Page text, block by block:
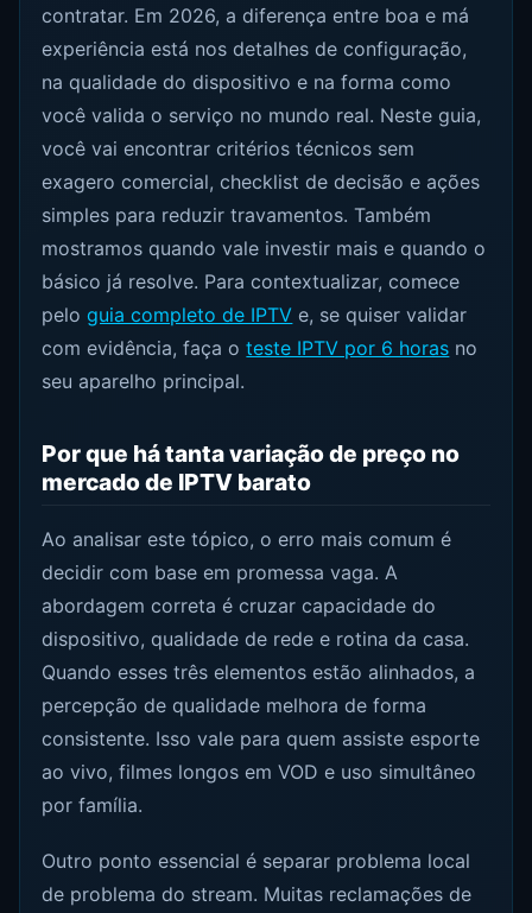
contratar. Em 2026, a diferença entre boa e má
experiência está nos detalhes de configuração,
na qualidade do dispositivo e na forma como
você valida o serviço no mundo real. Neste guia,
você vai encontrar critérios técnicos sem
exagero comercial, checklist de decisão e ações
simples para reduzir travamentos. Também
mostramos quando vale investir mais e quando o
básico já resolve. Para contextualizar, comece
peloguia completo de IPTV e, se quiser validar
com evidência, faça oteste IPTV por 6 horas no
seu aparelho principal.
Por que há tanta variação de preço no
mercado de IPTV barato
Ao analisar este tópico, o erro mais comum é
decidir com base em promessa vaga. A
abordagem correta é cruzar capacidade do
dispositivo, qualidade de rede e rotina da casa.
Quando esses três elementos estão alinhados, a
percepção de qualidade melhora de forma
consistente. Isso vale para quem assiste esporte
ao vivo, filmes longos em VOD e uso simultâneo
por família.
Outro ponto essencial é separar problema local
de problema do stream. Muitas reclamações de